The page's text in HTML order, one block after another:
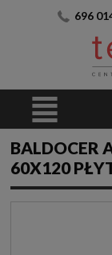
696
BALDOCER
60X120